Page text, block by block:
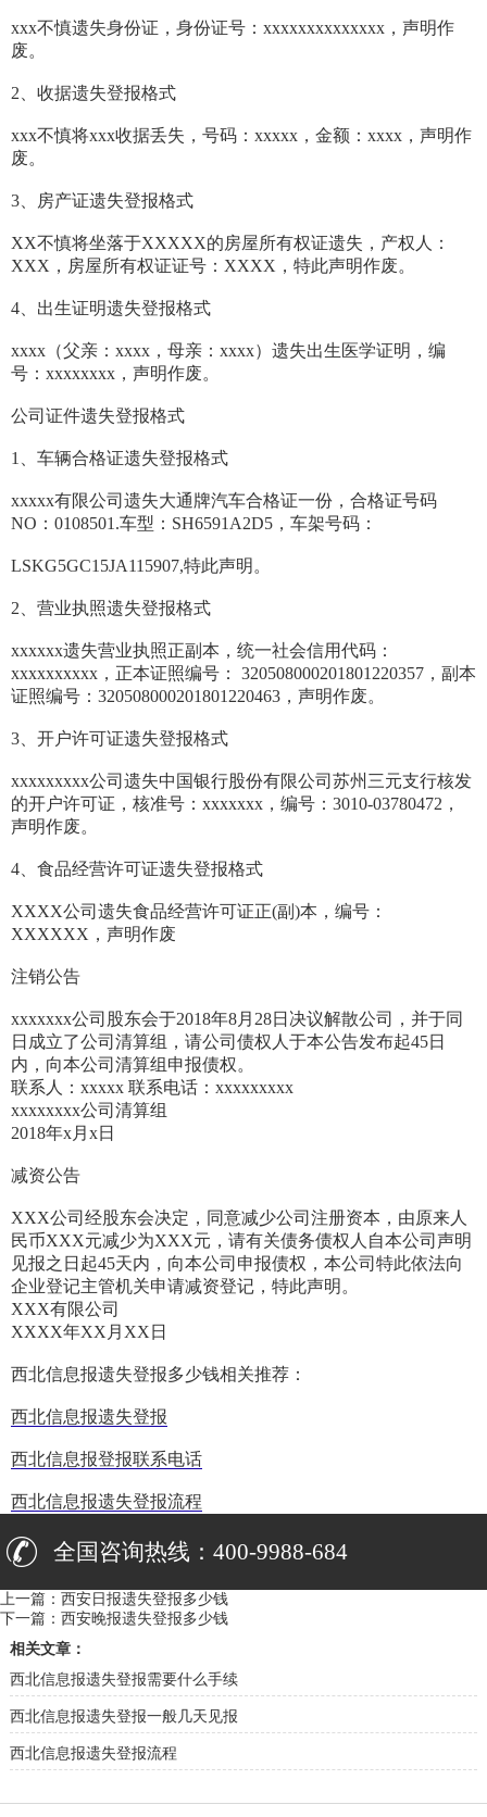
xxx不慎遗失身份证，身份证号：xxxxxxxxxxxxxx，声明作
废。
2、收据遗失登报格式
xxx不慎将xxx收据丢失，号码：xxxxx，金额：xxxx，声明作
废。
3、房产证遗失登报格式
XX不慎将坐落于XXXXX的房屋所有权证遗失，产权人：
XXX，房屋所有权证证号：XXXX，特此声明作废。
4、出生证明遗失登报格式
xxxx（父亲：xxxx，母亲：xxxx）遗失出生医学证明，编
号：xxxxxxxx，声明作废。
公司证件遗失登报格式
1、车辆合格证遗失登报格式
xxxxx有限公司遗失大通牌汽车合格证一份，合格证号码
NO：0108501.车型：SH6591A2D5，车架号码：
LSKG5GC15JA115907,特此声明。
2、营业执照遗失登报格式
xxxxxx遗失营业执照正副本，统一社会信用代码：
xxxxxxxxxx，正本证照编号： 320508000201801220357，副本
证照编号：320508000201801220463，声明作废。
3、开户许可证遗失登报格式
xxxxxxxxx公司遗失中国银行股份有限公司苏州三元支行核发
的开户许可证，核准号：xxxxxxx，编号：3010-03780472，
声明作废。
4、食品经营许可证遗失登报格式
XXXX公司遗失食品经营许可证正(副)本，编号：
XXXXXX，声明作废
注销公告
xxxxxxx公司股东会于2018年8月28日决议解散公司，并于同
日成立了公司清算组，请公司债权人于本公告发布起45日
内，向本公司清算组申报债权。
联系人：xxxxx 联系电话：xxxxxxxxx
xxxxxxxx公司清算组
2018年x月x日
减资公告
XXX公司经股东会决定，同意减少公司注册资本，由原来人
民币XXX元减少为XXX元，请有关债务债权人自本公司声明
见报之日起45天内，向本公司申报债权，本公司特此依法向
企业登记主管机关申请减资登记，特此声明。
XXX有限公司
XXXX年XX月XX日
西北信息报遗失登报多少钱相关推荐：
西北信息报遗失登报
西北信息报登报联系电话
西北信息报遗失登报流程
全国咨询热线：400-9988-684
上一篇： 西安日报遗失登报多少钱
下一篇： 西安晚报遗失登报多少钱
相关文章：
西北信息报遗失登报需要什么手续
西北信息报遗失登报一般几天见报
西北信息报遗失登报流程